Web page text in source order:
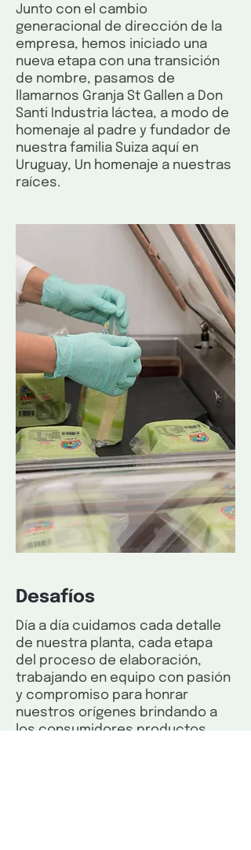
Junto con el cambio
generacional de dirección de la
empresa, hemos iniciado una
nueva etapa con una transición
de nombre, pasamos de
llamarnos Granja St Gallen a Don
Santi Industria láctea, a modo de
homenaje al padre y fundador de
nuestra familia Suiza aquí en
Uruguay, Un homenaje a nuestras
raíces.
Desafíos
Día a día cuidamos cada detalle
de nuestra planta, cada etapa
del proceso de elaboración,
trabajando en equipo con pasión
y compromiso para honrar
nuestros orígenes brindando a
los consumidores productos